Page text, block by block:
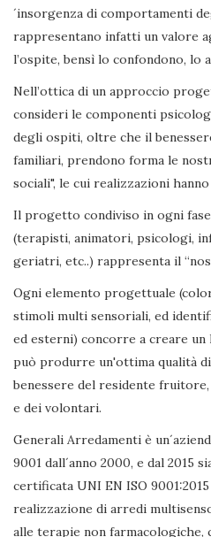
´insorgenza di comportamenti
rappresentano infatti un valore
l’ospite, bensì lo confondono, lo
Nell’ottica di un approccio
consideri le componenti
degli ospiti, oltre che il
familiari, prendono forma le
sociali", le cui realizzazioni
Il progetto condiviso in ogni
(terapisti, animatori, psicologi,
geriatri, etc..) rappresenta il
Ogni elemento progettuale
stimoli multi sensoriali, ed
ed esterni) concorre a creare
può produrre un'ottima qualità
benessere del residente
e dei volontari.
Generali Arredamenti è
9001 dall´anno 2000, e dal 2015
certificata UNI EN ISO
realizzazione di arredi
alle terapie non farmacologiche,